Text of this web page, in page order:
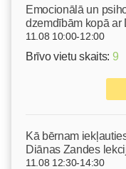
Emocionālā un
dzemdībām kopā ar
11.08 10:00-12:00
Brīvo vietu skaits: 9
Kā bērnam
Diānas Zandes
11.08 12:30-14:30